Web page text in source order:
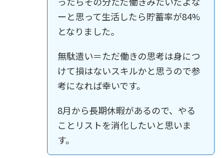
ーと思って生活したら貯蓄率が84%
となりました。
無駄遣い＝ただ働きの思考は身につ
けて損はないスキルかと思うので参
考になれば幸いです。
8月から長期休暇があるので、やる
ことリストを消化したいと思いま
す。